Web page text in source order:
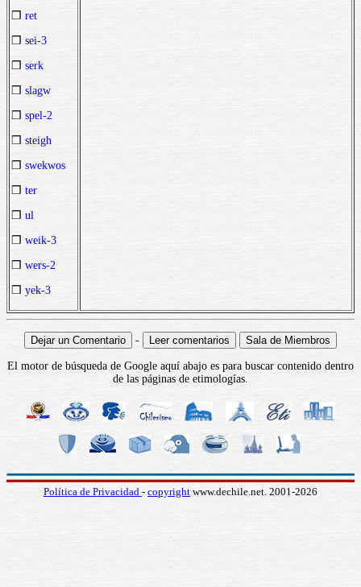
❒ ret
❒ sei-3
❒ serk
❒ slagw
❒ spel-2
❒ steigh
❒ swekwos
❒ ter
❒ ul
❒ weik-3
❒ wers-2
❒ yek-3
-
El motor de búsqueda de Google aquí abajo es para buscar contenido dentro
de las páginas de etimologías.
Política de Privacidad - copyright www.dechile.net. 2001-2026